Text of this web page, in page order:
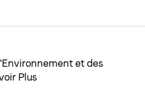
et des
Plus